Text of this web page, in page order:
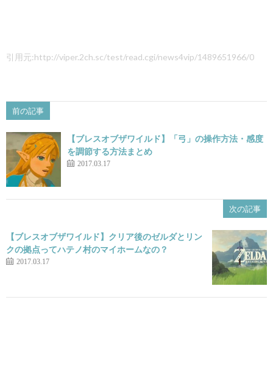
引用元:http://viper.2ch.sc/test/read.cgi/news4vip/1489651966/0
前の記事
【ブレスオブザワイルド】「弓」の操作方法・感度
を調節する方法まとめ
2017.03.17
次の記事
【ブレスオブザワイルド】クリア後のゼルダとリン
クの拠点ってハテノ村のマイホームなの？
2017.03.17